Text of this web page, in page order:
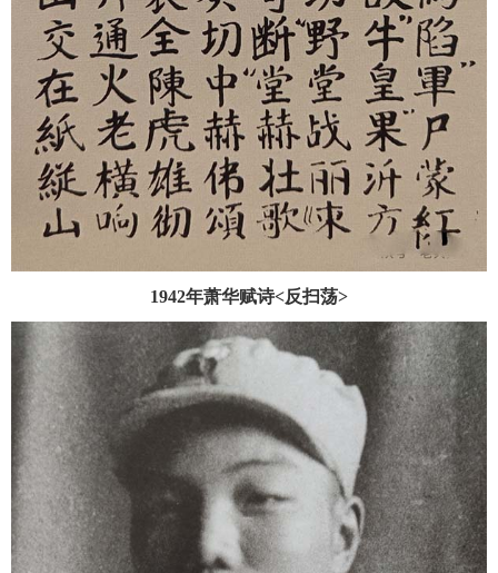
1942年萧华赋诗<反扫荡>